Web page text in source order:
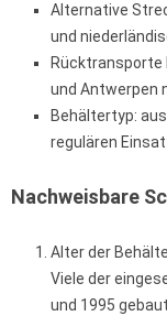
Alternative
und
Rücktransporte
und Antwerpen
Behältertyp:
regulären
Nachweisbare
Alter der
Viele der
und 1995